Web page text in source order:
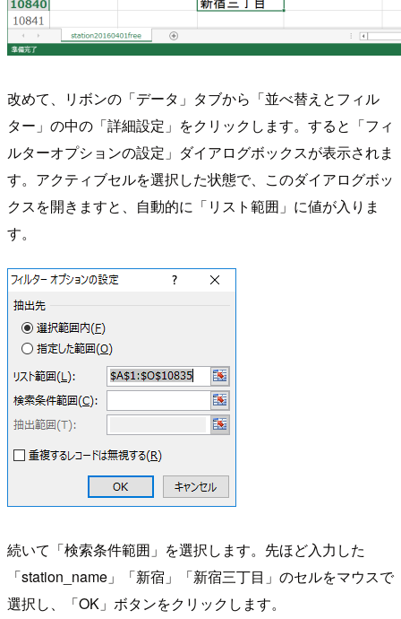
改めて、リボンの「データ」タブから「並べ替えとフィル
ター」の中の「詳細設定」をクリックします。すると「フィ
ルターオプションの設定」ダイアログボックスが表示されま
す。アクティブセルを選択した状態で、このダイアログボッ
クスを開きますと、自動的に「リスト範囲」に値が入りま
す。
続いて「検索条件範囲」を選択します。先ほど入力した
「station_name」「新宿」「新宿三丁目」のセルをマウスで
選択し、「OK」ボタンをクリックします。